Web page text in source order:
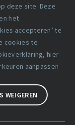
deze site. Deze
het
accepteren’ te
cookies te
, hier
aanpassen
WEIGEREN